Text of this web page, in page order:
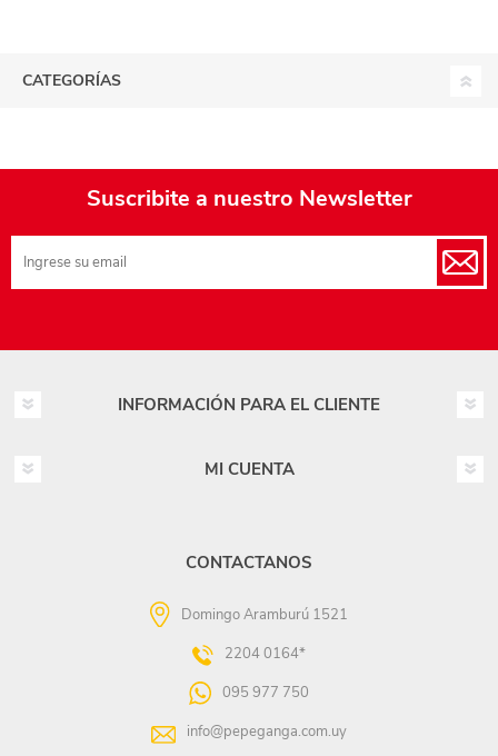
CATEGORÍAS
Suscribite a nuestro Newsletter
INFORMACIÓN PARA EL CLIENTE
MI CUENTA
CONTACTANOS
Domingo Aramburú 1521
2204 0164*
095 977 750
info@pepeganga.com.uy